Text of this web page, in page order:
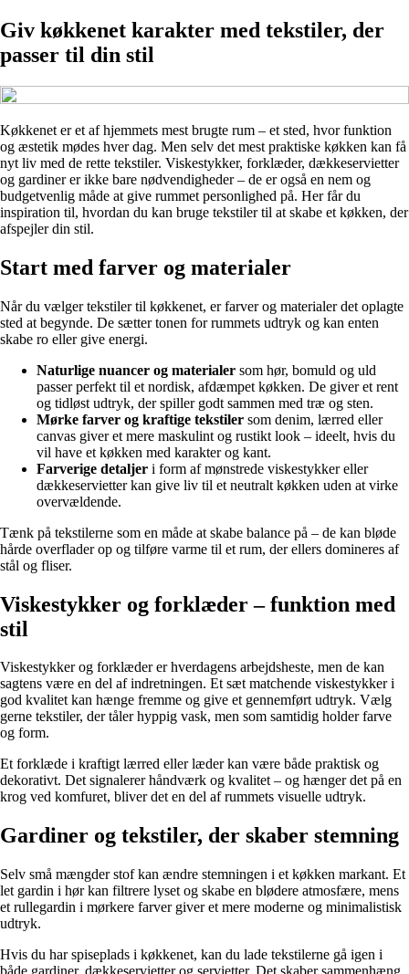
Giv køkkenet karakter med tekstiler, der
passer til din stil
Køkkenet er et af hjemmets mest brugte rum – et sted, hvor funktion
og æstetik mødes hver dag. Men selv det mest praktiske køkken kan få
nyt liv med de rette tekstiler. Viskestykker, forklæder, dækkeservietter
og gardiner er ikke bare nødvendigheder – de er også en nem og
budgetvenlig måde at give rummet personlighed på. Her får du
inspiration til, hvordan du kan bruge tekstiler til at skabe et køkken, der
afspejler din stil.
Start med farver og materialer
Når du vælger tekstiler til køkkenet, er farver og materialer det oplagte
sted at begynde. De sætter tonen for rummets udtryk og kan enten
skabe ro eller give energi.
Naturlige nuancer og materialer som hør, bomuld og uld
passer perfekt til et nordisk, afdæmpet køkken. De giver et rent
og tidløst udtryk, der spiller godt sammen med træ og sten.
Mørke farver og kraftige tekstiler som denim, lærred eller
canvas giver et mere maskulint og rustikt look – ideelt, hvis du
vil have et køkken med karakter og kant.
Farverige detaljer i form af mønstrede viskestykker eller
dækkeservietter kan give liv til et neutralt køkken uden at virke
overvældende.
Tænk på tekstilerne som en måde at skabe balance på – de kan bløde
hårde overflader op og tilføre varme til et rum, der ellers domineres af
stål og fliser.
Viskestykker og forklæder – funktion med
stil
Viskestykker og forklæder er hverdagens arbejdsheste, men de kan
sagtens være en del af indretningen. Et sæt matchende viskestykker i
god kvalitet kan hænge fremme og give et gennemført udtryk. Vælg
gerne tekstiler, der tåler hyppig vask, men som samtidig holder farve
og form.
Et forklæde i kraftigt lærred eller læder kan være både praktisk og
dekorativt. Det signalerer håndværk og kvalitet – og hænger det på en
krog ved komfuret, bliver det en del af rummets visuelle udtryk.
Gardiner og tekstiler, der skaber stemning
Selv små mængder stof kan ændre stemningen i et køkken markant. Et
let gardin i hør kan filtrere lyset og skabe en blødere atmosfære, mens
et rullegardin i mørkere farver giver et mere moderne og minimalistisk
udtryk.
Hvis du har spiseplads i køkkenet, kan du lade tekstilerne gå igen i